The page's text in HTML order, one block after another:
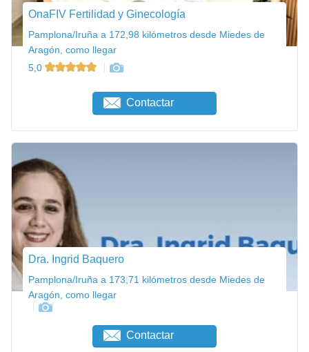
OnaFIV Fertilidad y Ginecología
Pamplona/Iruña a 172,98 kilómetros desde Miedes de
Aragón, como llegar
5,0
Contactar
Dra. Ingrid Baquero
Pamplona/Iruña a 173,71 kilómetros desde Miedes de
Aragón, como llegar
Contactar